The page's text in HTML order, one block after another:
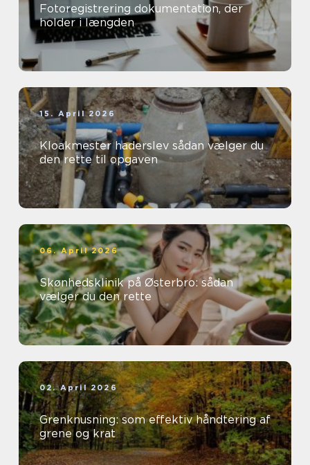
Fotoregistrering dokumentation, der
holder i længden
15. April 2026
Kloakmester haderslev sådan vælger du
den rette til opgaven
06. April 2026
Skønhedsklinik på Østerbro: sådan
vælger du den rette
02. April 2026
Grenknusning: som effektiv håndtering af
grene og krat